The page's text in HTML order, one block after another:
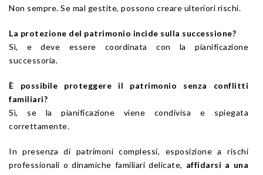
Non sempre. Se mal gestite, possono creare ulteriori rischi.
La protezione del patrimonio incide sulla successione?
Sì, e deve essere coordinata con la pianificazione
successoria.
È possibile proteggere il patrimonio senza conflitti
familiari?
Sì, se la pianificazione viene condivisa e spiegata
correttamente.
In presenza di patrimoni complessi, esposizione a rischi
professionali o dinamiche familiari delicate, affidarsi a una